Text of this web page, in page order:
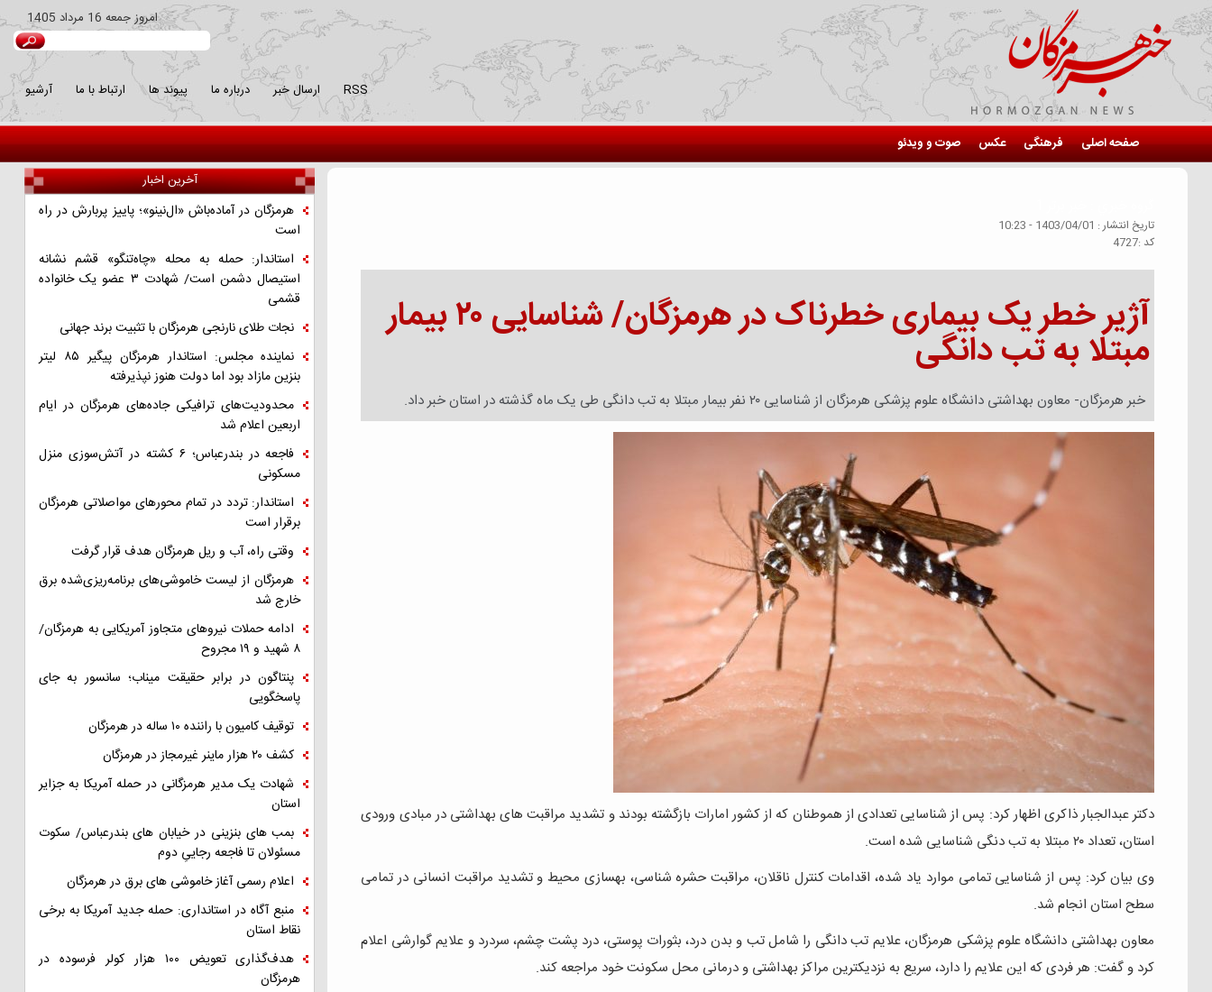
امروزجمعه 16 مرداد 1405
آرشیو ارتباط با ما پیوند ها درباره ما ارسال خبر RSS
صفحه اصلی فرهنگی عکس صوت و ویدئو
تاريخ انتشار : 1403/04/01 - 10:23
كد :4727
آژیر خطر یک بیماری خطرناک در هرمزگان/ شناسایی ۲۰ بیمار
مبتلا به تب دانگی
خبر هرمزگان- معاون بهداشتی دانشگاه علوم پزشکی هرمزگان از شناسایی ۲۰ نفر بیمار مبتلا به تب دانگی طی یک ماه گذشته در استان خبر داد.
دکتر عبدالجبار ذاکری اظهار کرد: پس از شناسایی تعدادی از هموطنان که از کشور امارات بازگشته بودند و تشدید مراقبت های بهداشتی در مبادی ورودی
استان، تعداد ۲۰ مبتلا به تب دنگی شناسایی شده است.
وی بیان کرد: پس از شناسایی تمامی موارد یاد شده، اقدامات کنترل ناقلان، مراقبت حشره شناسی، بهسازی محیط و تشدید مراقبت انسانی در تمامی
سطح استان انجام شد.
معاون بهداشتی دانشگاه علوم پزشکی هرمزگان، علایم تب دانگی را شامل تب و بدن درد، بثورات پوستی، درد پشت چشم، سردرد و علایم گوارشی اعلام
کرد و گفت: هر فردی که این علایم را دارد، سریع به نزدیکترین مراکز بهداشتی و درمانی محل سکونت خود مراجعه کند.
آخرین اخبار
هرمزگان در آماده‌باش «ال‌نینو»؛ پاییز پربارش در راه
است
استاندار: حمله به محله «چاه‌تنگو» قشم نشانه
استیصال دشمن است/ شهادت ۳ عضو یک خانواده
قشمی
نجات طلای نارنجی هرمزگان با تثبیت برند جهانی
نماینده مجلس: استاندار هرمزگان پیگیر ۸۵ لیتر
بنزین مازاد بود اما دولت هنوز نپذیرفته
محدودیت‌های ترافیکی جاده‌های هرمزگان در ایام
اربعین اعلام شد
فاجعه در بندرعباس؛ ۶ کشته در آتش‌سوزی منزل
مسکونی
استاندار: تردد در تمام محورهای مواصلاتی هرمزگان
برقرار است
وقتی راه، آب و ریل هرمزگان هدف قرار گرفت
هرمزگان از لیست خاموشی‌های برنامه‌ریزی‌شده برق
خارج شد
ادامه حملات نیروهای متجاوز آمریکایی به هرمزگان/
۸ شهید و ۱۹ مجروح
پنتاگون در برابر حقیقت میناب؛ سانسور به جای
پاسخگویی
توقیف کامیون با راننده ۱۰ ساله در هرمزگان
کشف ۲۰ هزار ماینر غیرمجاز در هرمزگان
شهادت یک مدیر هرمزگانی در حمله آمریکا به جزایر
استان
بمب های بنزینی در خیابان های بندرعباس/ سکوت
مسئولان تا فاجعه رجاییِ دوم
اعلام رسمی آغاز خاموشی های برق در هرمزگان
منبع آگاه در استانداری: حمله جدید آمریکا به برخی
نقاط استان
هدف‌گذاری تعویض ۱۰۰ هزار کولر فرسوده در
هرمزگان